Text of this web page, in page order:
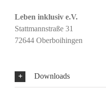
Leben inklusiv e.V.
Stattmannstraße 31
72644 Oberboihingen
Downloads